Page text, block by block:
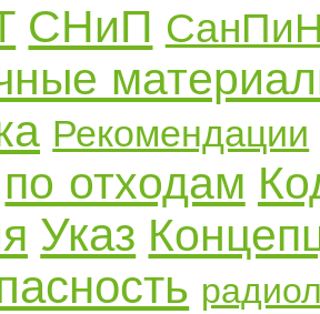
СНиП
Рекомендации
по отходам
Указ